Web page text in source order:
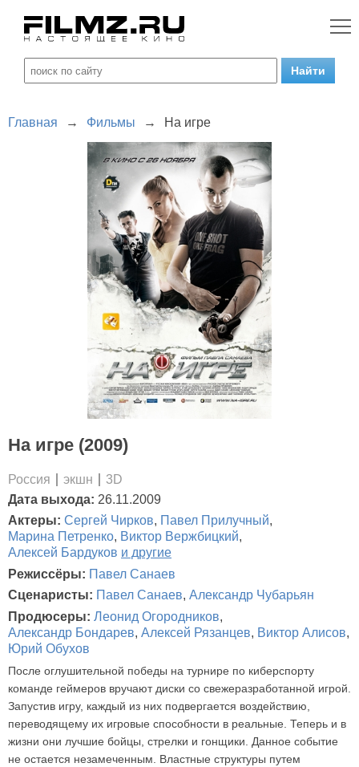
Главная → Фильмы → На игре
На игре (2009)
Россия экшн
3D
Дата выхода: 26.11.2009
Актеры: Сергей Чирков, Павел Прилучный,
Марина Петренко, Виктор Вержбицкий,
Алексей Бардуков и другие
Режиссёры: Павел Санаев
Сценаристы: Павел Санаев, Александр Чубарьян
Продюсеры: Леонид Огородников,
Александр Бондарев, Алексей Рязанцев, Виктор Алисов,
Юрий Обухов
После оглушительной победы на турнире по киберспорту
команде геймеров вручают диски со свежеразработанной игрой.
Запустив игру, каждый из них подвергается воздействию,
переводящему их игровые способности в реальные. Теперь и в
жизни они лучшие бойцы, стрелки и гонщики. Данное событие
не остается незамеченным. Властные структуры путем